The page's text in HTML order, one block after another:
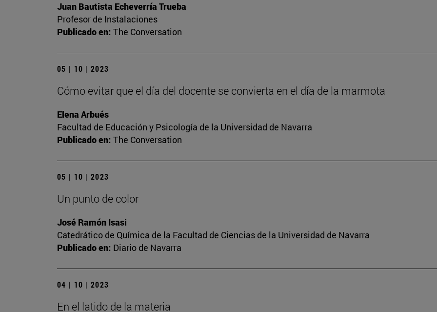
Juan Bautista Echeverría Trueba
Profesor de Instalaciones
Publicado en: The Conversation
05 | 10 | 2023
Cómo evitar que el día del docente se convierta en el día de la marmota
Elena Arbués
Facultad de Educación y Psicología de la Universidad de Navarra
Publicado en: The Conversation
05 | 10 | 2023
Un punto de color
José Ramón Isasi
Catedrático de Química de la Facultad de Ciencias de la Universidad de Navarra
Publicado en: Diario de Navarra
04 | 10 | 2023
En el latido de la materia